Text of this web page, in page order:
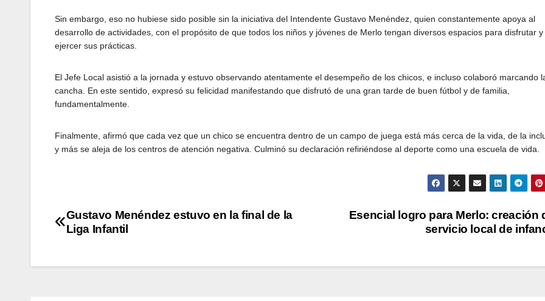
Sin embargo, eso no hubiese sido posible sin la iniciativa del Intendente Gustavo Menéndez, quien constantemente apoya al
desarrollo de actividades, con el propósito de que todos los niños y jóvenes de Merlo tengan diversos espacios para disfrutar y
ejercer sus prácticas.
El Jefe Local asistió a la jornada y estuvo observando atentamente el desempeño de los chicos, e incluso colaboró marcando
cancha. En este sentido, expresó su felicidad manifestando que disfrutó de una gran tarde de buen fútbol y de familia,
fundamentalmente.
Finalmente, afirmó que cada vez que un chico se encuentra dentro de un campo de juega está más cerca de la vida, de la
y más se aleja de los centros de atención negativa. Culminó su declaración refiriéndose al deporte como una escuela de vida.
Navegación
entradas
Esencial logro para Merlo: creación
servicio local de
Gustavo Menéndez estuvo en la final de la
Liga Infantil